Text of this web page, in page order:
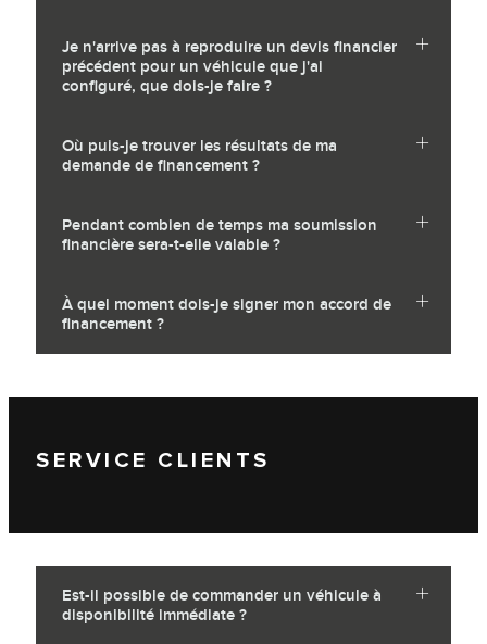
Je n'arrive pas à reproduire un devis financier
précédent pour un véhicule que j'ai
configuré, que dois-je faire ?
Où puis-je trouver les résultats de ma
demande de financement ?
Pendant combien de temps ma soumission
financière sera-t-elle valable ?
À quel moment dois-je signer mon accord de
financement ?
SERVICE CLIENTS
Est-il possible de commander un véhicule à
disponibilité immédiate ?